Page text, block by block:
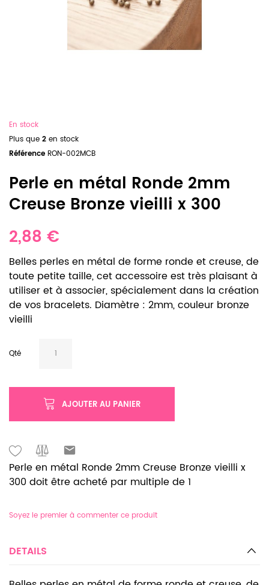
En stock
Plus que 2 en stock
Référence RON-002MCB
Perle en métal Ronde 2mm
Creuse Bronze vieilli x 300
2,88 €
Belles perles en métal de forme ronde et creuse, de
toute petite taille, cet accessoire est très plaisant à
utiliser et à associer, spécialement dans la création
de vos bracelets. Diamètre : 2mm, couleur bronze
vieilli
Qté
AJOUTER AU PANIER
Perle en métal Ronde 2mm Creuse Bronze vieilli x
300 doit être acheté par multiple de 1
Soyez le premier à commenter ce produit
DETAILS